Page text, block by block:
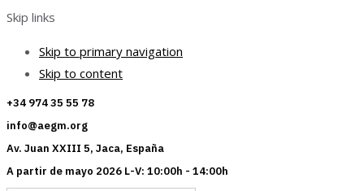
Skip links
Skip to primary navigation
Skip to content
+34 974 35 55 78
info@aegm.org
Av. Juan XXIII 5, Jaca, España
A partir de mayo 2026 L-V: 10:00h - 14:00h